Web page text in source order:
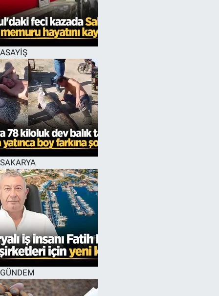
ASAYİŞ
SAKARYA
GÜNDEM
EĞİTİM
MAGAZİN
ÖZEL HABER
HALK54 PANORAMA